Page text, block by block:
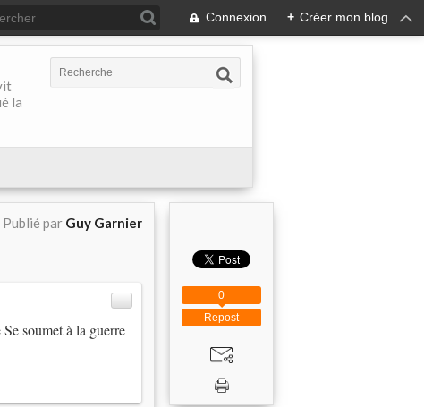
Connexion + Créer mon blog
la
Publié par Guy Garnier
soumet à la guerre
Repost
0